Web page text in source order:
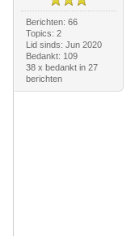
Berichten: 66
Topics: 2
Lid sinds: Jun 2020
Bedankt: 109
38 x bedankt in 27
berichten